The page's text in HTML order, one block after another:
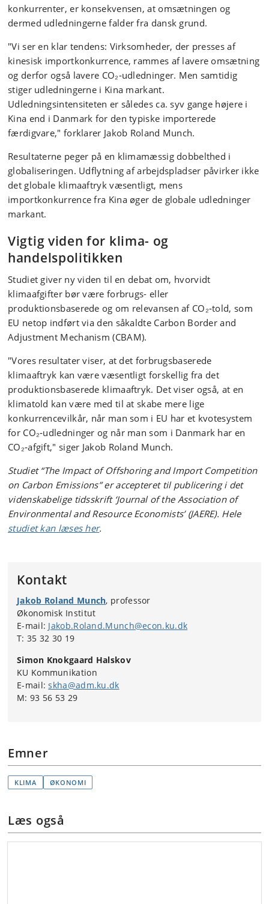
konkurrenter, er konsekvensen, at omsætningen og
dermed udledningerne falder fra dansk grund.
"Vi ser en klar tendens: Virksomheder, der presses af
kinesisk importkonkurrence, rammes af lavere omsætning
og derfor også lavere CO₂‑udledninger. Men samtidig
stiger udledningerne i Kina markant.
Udledningsintensiteten er således ca. syv gange højere i
Kina end i Danmark for den typiske importerede
færdigvare," forklarer Jakob Roland Munch.
Resultaterne peger på en klimamæssig dobbelthed i
globaliseringen. Udflytning af arbejdspladser påvirker ikke
det globale klimaaftryk væsentligt, mens
importkonkurrence fra Kina øger de globale udledninger
markant.
Vigtig viden for klima- og
handelspolitikken
Studiet giver ny viden til en debat om, hvorvidt
klimaafgifter bør være forbrugs- eller
produktionsbaserede og om relevansen af CO₂‑told, som
EU netop indført via den såkaldte Carbon Border and
Adjustment Mechanism (CBAM).
"Vores resultater viser, at det forbrugsbaserede
klimaaftryk kan være væsentligt forskellig fra det
produktionsbaserede klimaaftryk. Det viser også, at en
klimatold kan være med til at skabe mere lige
konkurrencevilkår, når man som i EU har et kvotesystem
for CO₂‑udledninger og når man som i Danmark har en
CO₂‑afgift," siger Jakob Roland Munch.
Studiet “The Impact of Offshoring and Import Competition
on Carbon Emissions” er accepteret til publicering i det
videnskabelige tidsskrift ‘Journal of the Association of
Environmental and Resource Economists’ (JAERE). Hele
studiet kan læses her.
Kontakt
Jakob Roland Munch, professor
Økonomisk Institut
E-mail: Jakob.Roland.Munch@econ.ku.dk
T: 35 32 30 19
Simon Knokgaard Halskov
KU Kommunikation
E-mail:skha@adm.ku.dk
M: 93 56 53 29
Emner
KLIMA ØKONOMI
Læs også